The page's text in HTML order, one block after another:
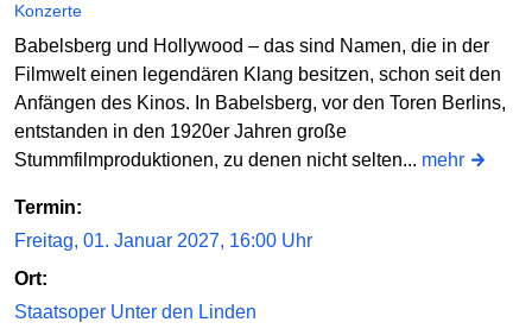
Konzerte
Babelsberg und Hollywood – das sind Namen, die in der
Filmwelt einen legendären Klang besitzen, schon seit den
Anfängen des Kinos. In Babelsberg, vor den Toren Berlins,
entstanden in den 1920er Jahren große
Stummfilmproduktionen, zu denen nicht selten... mehr
Termin:
Freitag, 01. Januar 2027, 16:00 Uhr
Ort:
Staatsoper Unter den Linden